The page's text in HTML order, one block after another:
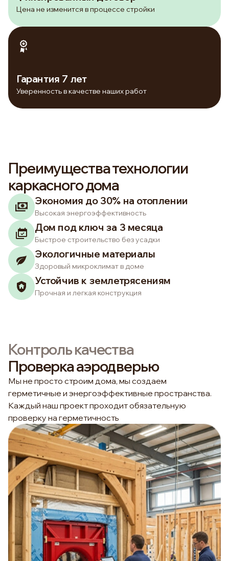
Цена не изменится в процессе стройки
Гарантия 7 лет
Уверенность в качестве наших работ
Преимущества технологии
каркасного дома
Экономия до 30% на отоплении
Высокая энергоэффективность
Дом под ключ за 3 месяца
Быстрое строительство без усадки
Экологичные материалы
Здоровый микроклимат в доме
Устойчив к землетрясениям
Прочная и легкая конструкция
Контроль качества
Проверка аэродверью
Мы не просто строим дома, мы создаем
герметичные и энергоэффективные пространства.
Каждый наш проект проходит обязательную
проверку на герметичность